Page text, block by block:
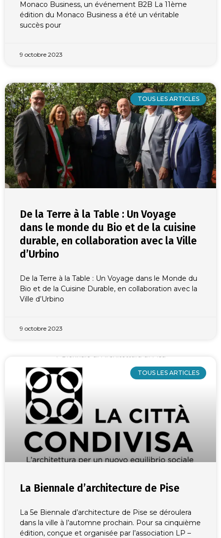
Monaco Business, un événement B2B La 11ème
édition du Monaco Business a été un véritable
succès pour
9 octobre 2023
TOUS LES ARTICLES
De la Terre à la Table : Un Voyage
dans le monde du Bio et de la cuisine
durable, en collaboration avec la Ville
d’Urbino
De la Terre à la Table : Un Voyage dans le Monde du
Bio et de la Cuisine Durable, en collaboration avec la
Ville d’Urbino
9 octobre 2023
TOUS LES ARTICLES
La Biennale d’architecture de Pise
La 5e Biennale d’architecture de Pise se déroulera
dans la ville à l’automne prochain. Pour sa cinquième
édition, conçue et organisée par l’association LP –